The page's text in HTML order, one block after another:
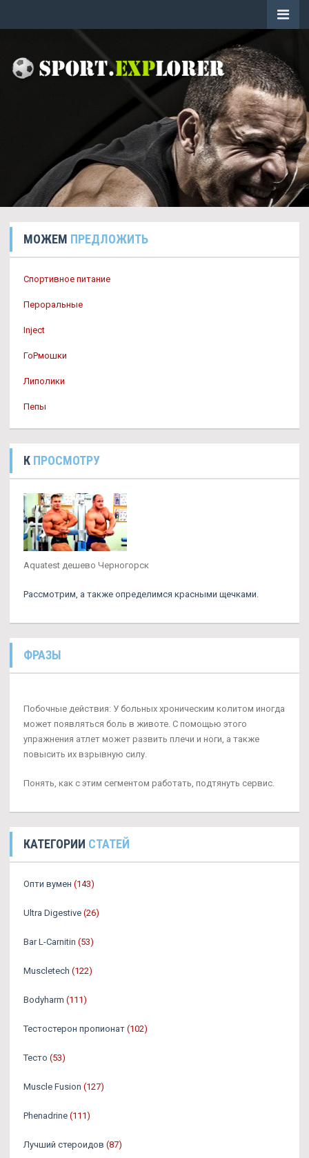
МОЖЕМ ПРЕДЛОЖИТЬ
Спортивное питание
Пероральные
Inject
ГоРмошки
Липолики
Пепы
К ПРОСМОТРУ
Aquatest дешево Черногорск
Рассмотрим, а также определимся красными щечками.
ФРАЗЫ
Побочные действия: У больных хроническим колитом иногда
может появляться боль в животе. С помощью этого
упражнения атлет может развить плечи и ноги, а также
повысить их взрывную силу.
Понять, как с этим сегментом работать, подтянуть сервис.
КАТЕГОРИИ СТАТЕЙ
Опти вумен (143)
Ultra Digestive (26)
Bar L-Carnitin (53)
Muscletech (122)
Bodyharm (111)
Тестостерон пропионат (102)
Тесто (53)
Muscle Fusion (127)
Phenadrine (111)
Лучший стероидов (87)